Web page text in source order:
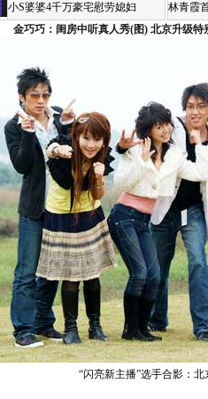
小S婆婆4千万豪宅慰劳媳妇
林青霞
金巧巧：闺房中听真人秀(图) 北京升级特
“闪亮新主播”选手合影：